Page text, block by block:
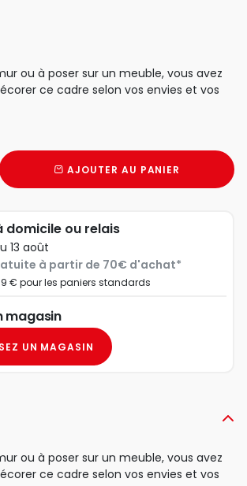
ou à poser sur un meuble, vous avez
ce cadre selon vos envies et vos
AJOUTER AU PANIER
domicile ou relais
13 août
à partir de 70€ d'achat*
€ pour les paniers standards
magasin
UN MAGASIN
ou à poser sur un meuble, vous avez
ce cadre selon vos envies et vos